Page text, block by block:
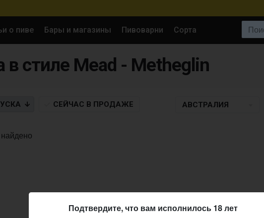
о пиве Бары и магазины Пивоварни Сорта
в стиле Mead - Metheglin
СЕЙЧАС В ПРОДАЖЕ АВСТРАЛИЯ
Подтвердите, что вам исполнилось 18 лет